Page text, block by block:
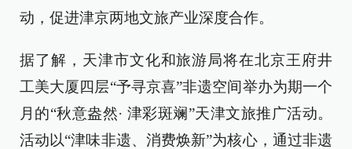
动，促进津京两地文旅产业深度合作。
据了解，天津市文化和旅游局将在北京王府井
工美大厦四层“予寻京喜”非遗空间举办为期一个
月的“秋意盎然· 津彩斑斓”天津文旅推广活动。
活动以“津味非遗、消费焕新”为核心，通过非遗